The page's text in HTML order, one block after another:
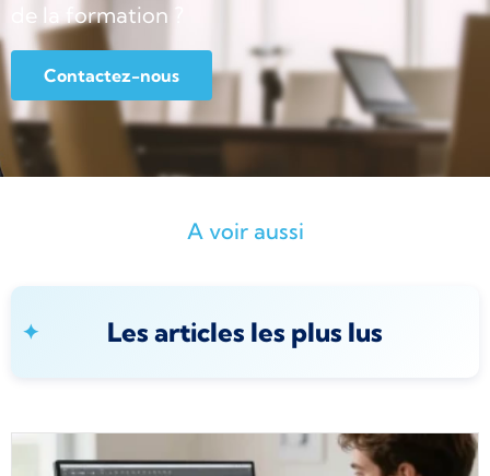
de la formation ?
Contactez-nous
A voir aussi
Les articles les plus lus